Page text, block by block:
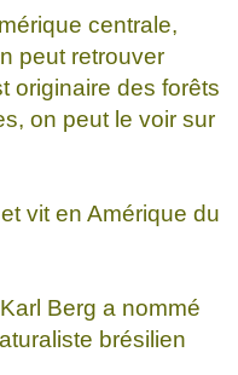
centrale,
peut retrouver
originaire des forêts
on peut le voir sur
vit en Amérique du
Berg a nommé
brésilien